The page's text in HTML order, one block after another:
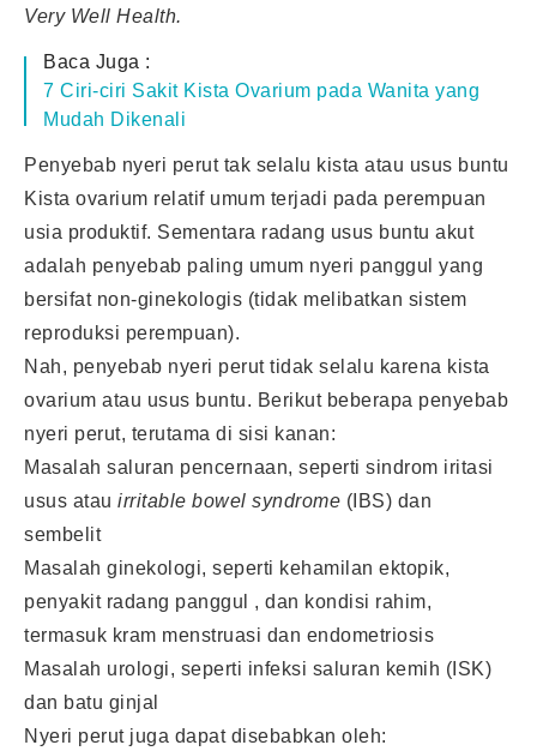
Very Well Health.
Baca Juga :
7 Ciri-ciri Sakit Kista Ovarium pada Wanita yang
Mudah Dikenali
Penyebab nyeri perut tak selalu kista atau usus buntu
Kista ovarium relatif umum terjadi pada perempuan
usia produktif. Sementara radang usus buntu akut
adalah penyebab paling umum nyeri panggul yang
bersifat non-ginekologis (tidak melibatkan sistem
reproduksi perempuan).
Nah, penyebab nyeri perut tidak selalu karena kista
ovarium atau usus buntu. Berikut beberapa penyebab
nyeri perut, terutama di sisi kanan:
Masalah saluran pencernaan, seperti sindrom iritasi
usus atau irritable bowel syndrome (IBS) dan
sembelit
Masalah ginekologi, seperti kehamilan ektopik,
penyakit radang panggul , dan kondisi rahim,
termasuk kram menstruasi dan endometriosis
Masalah urologi, seperti infeksi saluran kemih (ISK)
dan batu ginjal
Nyeri perut juga dapat disebabkan oleh: